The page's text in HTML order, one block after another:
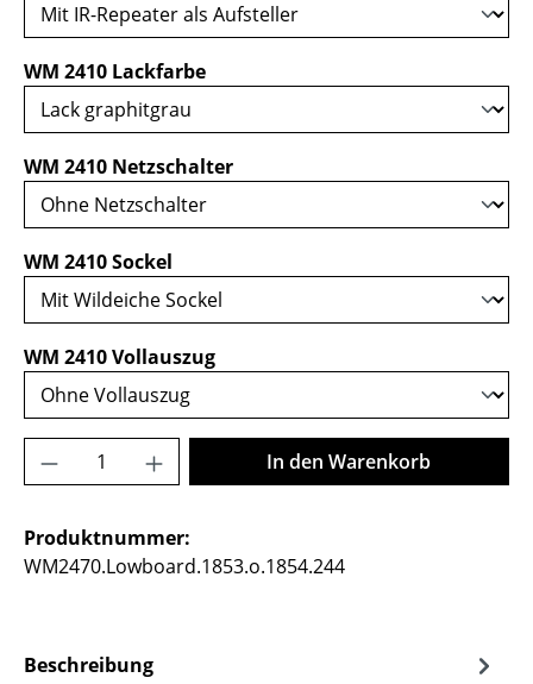
WM 2410 Lackfarbeauswählen
WM 2410 Netzschalterauswählen
WM 2410 Sockel
WM 2410 Vollauszugauswählen
Produkt Anzahl: Gib den gewünschten
In den Warenkorb
Produktnummer:
WM2470.Lowboard.1853.o.1854.244
Beschreibung